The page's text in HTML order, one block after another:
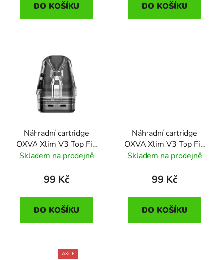
DO KOŠÍKU DO KOŠÍKU
Náhradní cartridge
OXVA Xlim V3 Top Fill
(1,2ohm)
Skladem na prodejně
99 Kč
DO KOŠÍKU
Náhradní cartridge
OXVA Xlim V3 Top Fill
(0,4ohm)
Skladem na prodejně
99 Kč
DO KOŠÍKU
AKCE